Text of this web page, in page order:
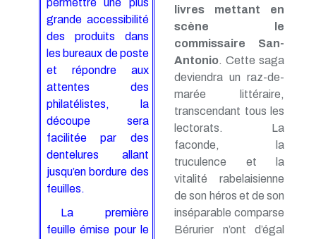
grande accessibilité
des produits dans
les bureaux de poste
et répondre aux
attentes des
philatélistes, la
découpe sera
facilitée par des
dentelures allant
jusqu’en bordure des
feuilles.
La première
feuille émise pour le
livres mettant en
scène le
commissaire San-
Antonio. Cette saga
deviendra un raz-de-
marée littéraire,
transcendant tous les
lectorats. La
faconde, la
truculence et la
vitalité rabelaisienne
de son héros et de son
inséparable comparse
Bérurier n’ont d’égal